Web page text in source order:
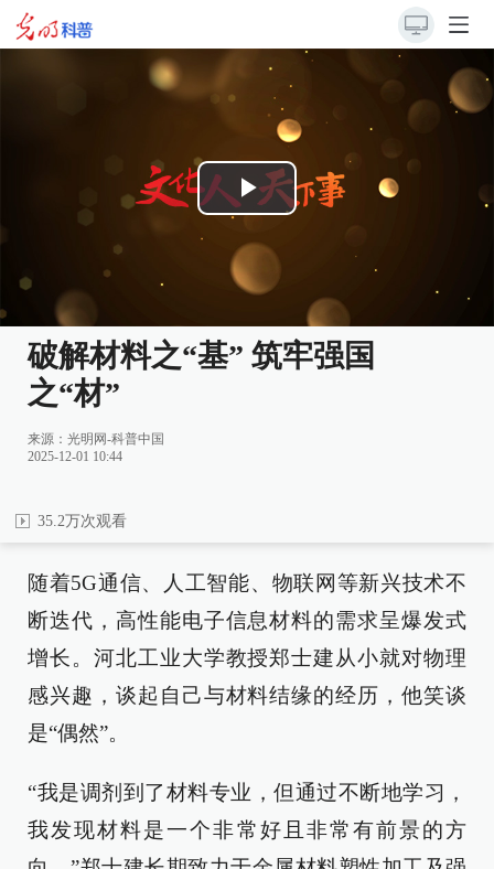
Play
Video
破解材料之“基” 筑牢强国
之“材”
来源：光明网-科普中国
2025-12-01 10:44
35.2万次观看
随着5G通信、人工智能、物联网等新兴技术不
断迭代，高性能电子信息材料的需求呈爆发式
增长。河北工业大学教授郑士建从小就对物理
感兴趣，谈起自己与材料结缘的经历，他笑谈
是“偶然”。
“我是调剂到了材料专业，但通过不断地学习，
我发现材料是一个非常好且非常有前景的方